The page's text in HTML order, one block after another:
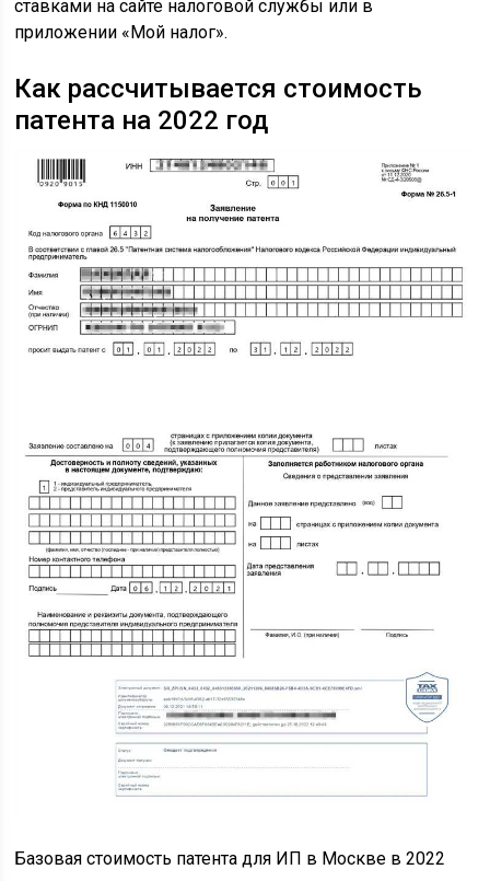
ставками на сайте налоговой службы или в
приложении «Мой налог».
Как рассчитывается стоимость
патента на 2022 год
Базовая стоимость патента для ИП в Москве в 2022